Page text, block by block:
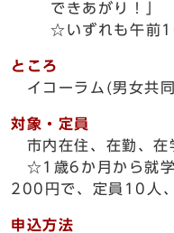
できあがり！」
☆いずれも午前
ところ
イコーラム(男女共
対象・定員
市内在住、在勤、在
☆1歳6か月から就学
200円で、定員10人
申込方法